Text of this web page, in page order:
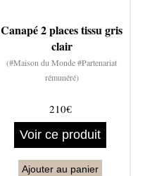
Canapé 2 places tissu gris
clair
(#Maison du Monde #Partenariat
rémunéré)
210€
Voir ce produit
Ajouter au panier